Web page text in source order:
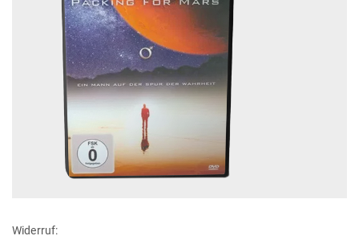
Widerruf: